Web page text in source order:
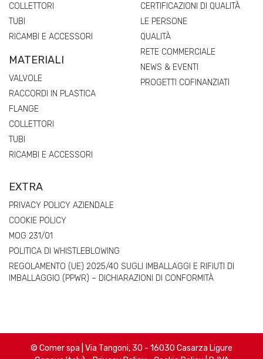
COLLETTORI
TUBI
RICAMBI E ACCESSORI
MATERIALI
VALVOLE
RACCORDI IN PLASTICA
FLANGE
COLLETTORI
TUBI
RICAMBI E ACCESSORI
CERTIFICAZIONI DI QUALITÀ
LE PERSONE
QUALITÀ
RETE COMMERCIALE
NEWS & EVENTI
PROGETTI COFINANZIATI
EXTRA
PRIVACY POLICY AZIENDALE
COOKIE POLICY
MOG 231/01
POLITICA DI WHISTLEBLOWING
REGOLAMENTO (UE) 2025/40 SUGLI IMBALLAGGI E RIFIUTI DI
IMBALLAGGIO (PPWR) – DICHIARAZIONI DI CONFORMITÀ
© Comer spa | Via Tangoni, 30 - 16030 Casarza Ligure